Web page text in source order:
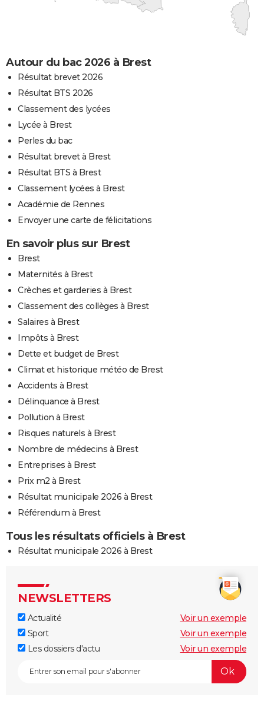
Autour du bac 2026 à Brest
Résultat brevet 2026
Résultat BTS 2026
Classement des lycées
Lycée à Brest
Perles du bac
Résultat brevet à Brest
Résultat BTS à Brest
Classement lycées à Brest
Académie de Rennes
Envoyer une carte de félicitations
En savoir plus sur Brest
Brest
Maternités à Brest
Crèches et garderies à Brest
Classement des collèges à Brest
Salaires à Brest
Impôts à Brest
Dette et budget de Brest
Climat et historique météo de Brest
Accidents à Brest
Délinquance à Brest
Pollution à Brest
Risques naturels à Brest
Nombre de médecins à Brest
Entreprises à Brest
Prix m2 à Brest
Résultat municipale 2026 à Brest
Référendum à Brest
Tous les résultats officiels à Brest
Résultat municipale 2026 à Brest
NEWSLETTERS
Actualité
Voir un exemple
Sport
Voir un exemple
Les dossiers d'actu
Voir un exemple